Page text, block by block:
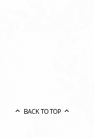
BACK TO TOP